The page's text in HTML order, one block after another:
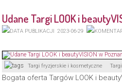
Udane Targi LOOK i
2023-06-29
Targi fryzjerskie i kosmetyczne
Bogata oferta Targów LOOK i